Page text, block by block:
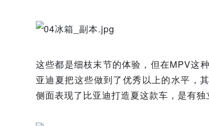
这些都是细枝末节的体验，但在MPV这
亚迪夏把这些做到了优秀以上的水平，
侧面表现了比亚迪打造夏这款车，是有独